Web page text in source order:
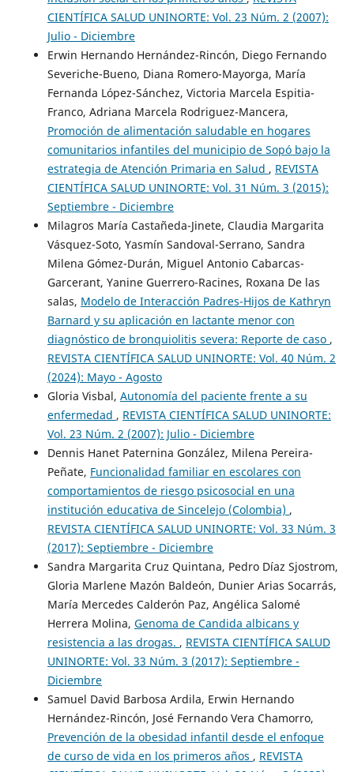
CIENTÍFICA SALUD UNINORTE: Vol. 23 Núm. 2 (2007):
Julio - Diciembre
Erwin Hernando Hernández-Rincón, Diego Fernando
Severiche-Bueno, Diana Romero-Mayorga, María
Fernanda López-Sánchez, Victoria Marcela Espitia-
Franco, Adriana Marcela Rodriguez-Mancera,
Promoción de alimentación saludable en hogares
comunitarios infantiles del municipio de Sopó bajo la
estrategia de Atención Primaria en Salud , REVISTA
CIENTÍFICA SALUD UNINORTE: Vol. 31 Núm. 3 (2015):
Septiembre - Diciembre
Milagros María Castañeda-Jinete, Claudia Margarita
Vásquez-Soto, Yasmín Sandoval-Serrano, Sandra
Milena Gómez-Durán, Miguel Antonio Cabarcas-
Garcerant, Yanine Guerrero-Racines, Roxana De las
salas, Modelo de Interacción Padres-Hijos de Kathryn
Barnard y su aplicación en lactante menor con
diagnóstico de bronquiolitis severa: Reporte de caso ,
REVISTA CIENTÍFICA SALUD UNINORTE: Vol. 40 Núm. 2
(2024): Mayo - Agosto
Gloria Visbal, Autonomía del paciente frente a su
enfermedad , REVISTA CIENTÍFICA SALUD UNINORTE:
Vol. 23 Núm. 2 (2007): Julio - Diciembre
Dennis Hanet Paternina González, Milena Pereira-
Peñate, Funcionalidad familiar en escolares con
comportamientos de riesgo psicosocial en una
institución educativa de Sincelejo (Colombia) ,
REVISTA CIENTÍFICA SALUD UNINORTE: Vol. 33 Núm. 3
(2017): Septiembre - Diciembre
Sandra Margarita Cruz Quintana, Pedro Díaz Sjostrom,
Gloria Marlene Mazón Baldeón, Dunier Arias Socarrás,
María Mercedes Calderón Paz, Angélica Salomé
Herrera Molina, Genoma de Candida albicans y
resistencia a las drogas. , REVISTA CIENTÍFICA SALUD
UNINORTE: Vol. 33 Núm. 3 (2017): Septiembre -
Diciembre
Samuel David Barbosa Ardila, Erwin Hernando
Hernández-Rincón, José Fernando Vera Chamorro,
Prevención de la obesidad infantil desde el enfoque
de curso de vida en los primeros años , REVISTA